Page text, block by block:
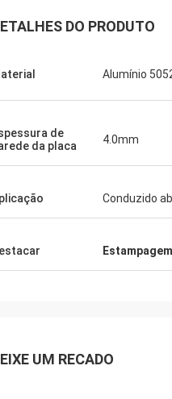
interesse na consideração.
DO PRODUTO
Alumínio
de
da placa
4.0mm
Conduzido
UM RECADO